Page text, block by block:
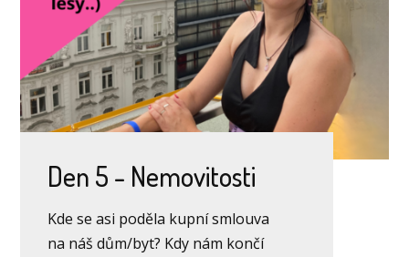
Den 5 - Nemovitosti
Kde se asi poděla kupní smlouva
na náš dům/byt? Kdy nám končí